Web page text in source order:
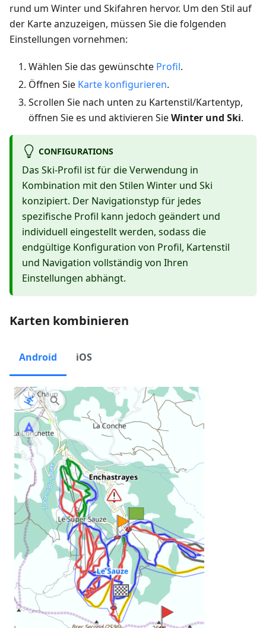
rund um Winter und Skifahren hervor. Um den Stil auf
der Karte anzuzeigen, müssen Sie die folgenden
Einstellungen vornehmen:
Wählen Sie das gewünschte Profil.
Öffnen Sie Karte konfigurieren.
Scrollen Sie nach unten zu Kartenstil/Kartentyp,
öffnen Sie es und aktivieren SieWinter und Ski.
CONFIGURATIONS
Das Ski-Profil ist für die Verwendung in
Kombination mit den Stilen Winter und Ski
konzipiert. Der Navigationstyp für jedes
spezifische Profil kann jedoch geändert und
individuell eingestellt werden, sodass die
endgültige Konfiguration von Profil, Kartenstil
und Navigation vollständig von Ihren
Einstellungen abhängt.
Karten kombinieren
Android iOS